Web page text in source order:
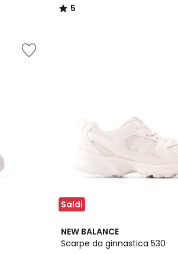
5
/
Saldi
NEW BALANCE
Scarpe da ginnastica 530
4,8
/ 5